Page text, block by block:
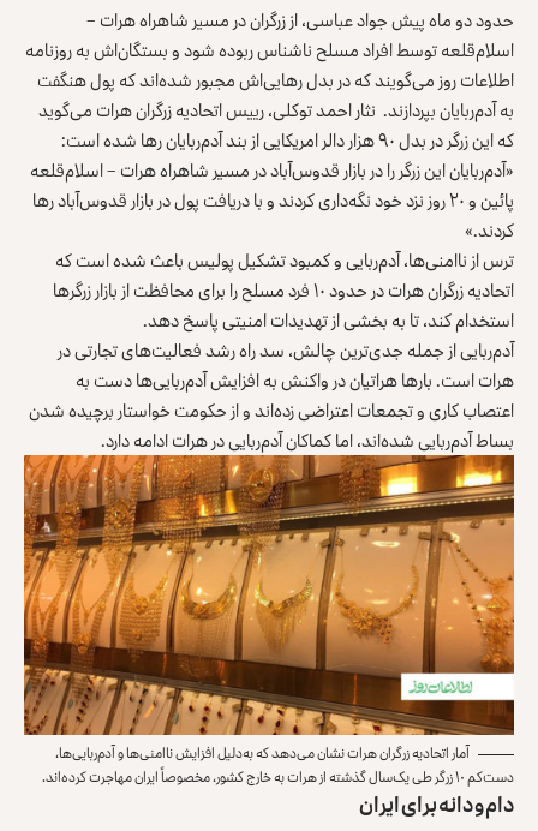
حدود دو ماه پیش جواد عباسی، از زرگران در مسیر شاهراه هرات –
اسلام‌قلعه توسط افراد مسلح ناشناس ربوده شود و بستگان‌اش به روزنامه
اطلاعات روز می‌گویند که در بدل رهایی‌اش مجبور شده‌اند که پول هنگفت
به آدم‌ربایان بپردازند. نثار احمد توکلی، رییس اتحادیه زرگران هرات می‌گوید
که این زرگر در بدل ۹۰ هزار دالر امریکایی از بند آدم‌ربایان رها شده است:
«آدم‌ربایان این زرگر را در بازار قدوس‌آباد در مسیر شاهراه هرات – اسلام‌قلعه
پائین و ۲۰ روز نزد خود نگه‌داری کردند و با دریافت پول در بازار قدوس‌آباد رها
کردند.»
ترس از ناامنی‌ها، آدم‌ربایی و کمبود تشکیل پولیس باعث شده است که
اتحادیه زرگران هرات در حدود ۱۰ فرد مسلح را برای محافظت از بازار زرگرها
استخدام کند، تا به بخشی از تهدیدات امنیتی پاسخ دهد.
آدم‌ربایی از جمله جدی‌ترین چالش، سد راه رشد فعالیت‌های تجارتی در
هرات است. بارها هراتیان در واکنش به افزایش آدم‌ربایی‌ها دست به
اعتصاب کاری و تجمعات اعتراضی زده‌اند و از حکومت خواستار برچیده شدن
بساط آدم‌ربایی شده‌اند، اما کماکان آدم‌ربایی در هرات ادامه دارد.
آمار اتحادیه زرگران هرات نشان می‌دهد که به‌دلیل افزایش ناامنی‌ها و آدم‌ربایی‌ها،
دست‌کم ۱۰ زرگر طی یک‌سال گذشته از هرات به خارج کشور، مخصوصاً ایران مهاجرت کرده‌اند.
دام و دانه برای ایران